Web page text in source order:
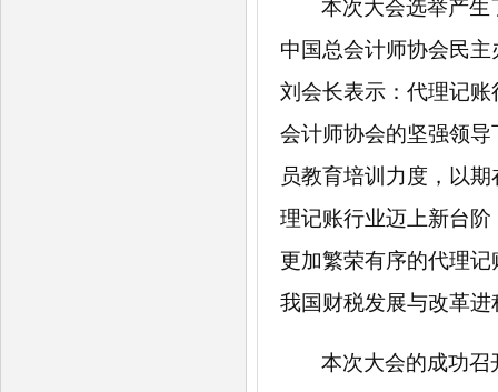
本次大会选举产生
中国总会计师协会民
刘会长表示：代理记
会计师协会的坚强领
员教育培训力度，以
理记账行业迈上新台
更加繁荣有序的代理
我国财税发展与改革进
本次大会的成功召